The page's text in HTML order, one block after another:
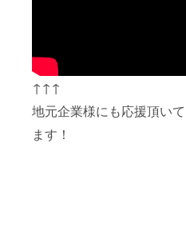
↑↑↑
地元企業様にも応援頂いて
ます！